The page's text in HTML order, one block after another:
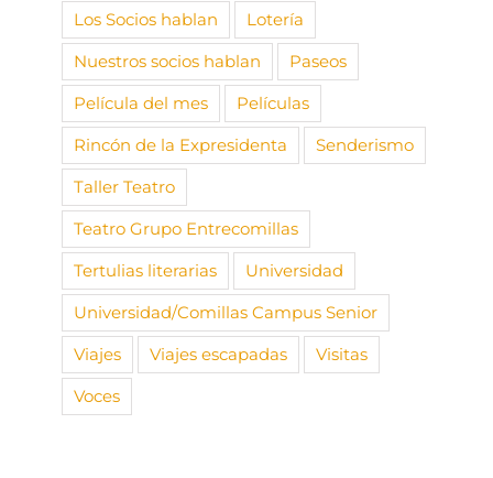
Los Socios hablan
Lotería
Nuestros socios hablan
Paseos
Película del mes
Películas
Rincón de la Expresidenta
Senderismo
Taller Teatro
Teatro Grupo Entrecomillas
Tertulias literarias
Universidad
Universidad/Comillas Campus Senior
Viajes
Viajes escapadas
Visitas
Voces